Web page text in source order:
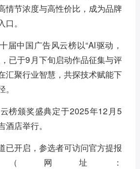
情节浓度与高性价比，成为品牌
。
届中国广告风云榜以“AI驱动，
已于9月下旬启动作品征集与评
汇聚行业智慧，共探技术赋能下
榜颁奖盛典定于2025年12月5
店举行。
已开启，参选者可访问官方提报
网址：